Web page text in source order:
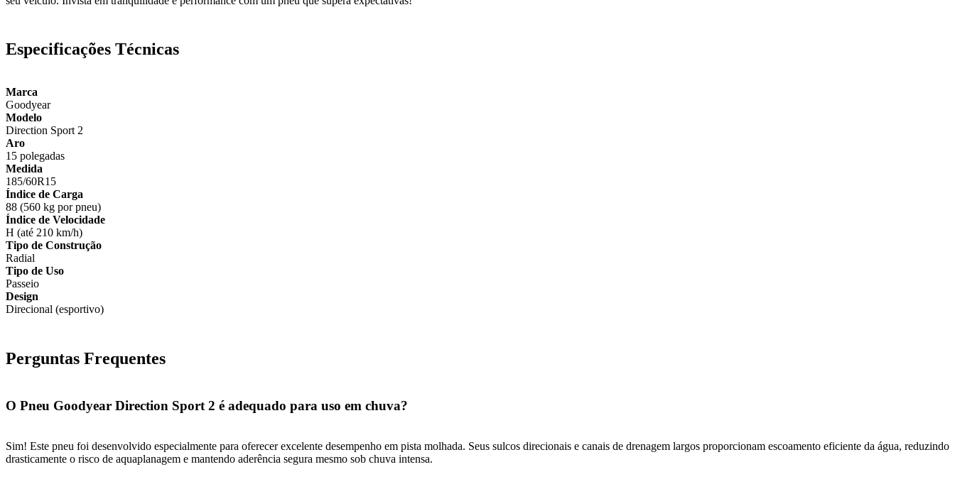
Especificações Técnicas
Marca
Goodyear
Modelo
Direction Sport 2
Aro
15 polegadas
Medida
185/60R15
Índice de Carga
88 (560 kg por pneu)
Índice de Velocidade
H (até 210 km/h)
Tipo de Construção
Radial
Tipo de Uso
Passeio
Design
Direcional (esportivo)
Perguntas Frequentes
O Pneu Goodyear Direction Sport 2 é adequado para uso em chuva?
Sim! Este pneu foi desenvolvido especialmente para oferecer excelente desempenho em pista molhada. Seus sulcos direcionais e canais de drenagem largos proporcionam escoamento eficiente da água, reduzindo
drasticamente o risco de aquaplanagem e mantendo aderência segura mesmo sob chuva intensa.